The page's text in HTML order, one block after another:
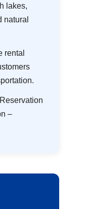
lakes,
natural
rental
–